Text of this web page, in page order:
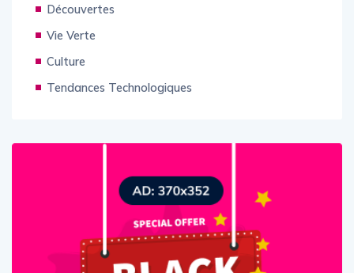
Découvertes
Vie Verte
Culture
Tendances Technologiques